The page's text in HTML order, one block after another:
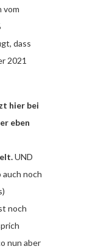
vom
dass
2021
hier bei
eben
UND
auch noch
noch
nun aber